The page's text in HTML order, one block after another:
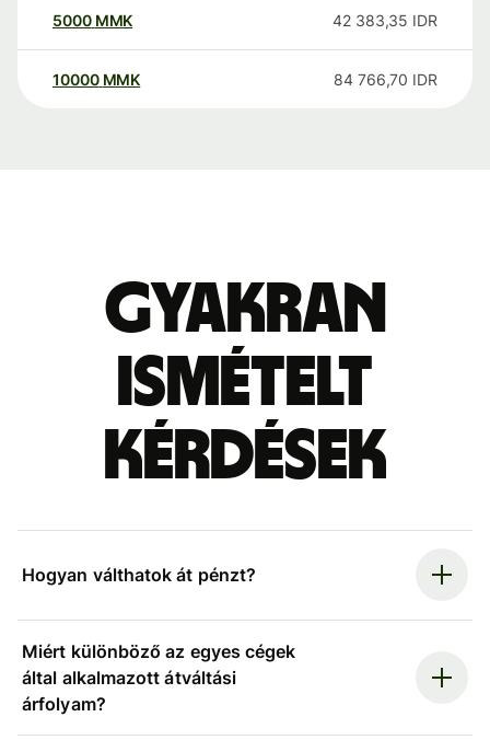
5000 MMK 42 383,35 IDR
10000 MMK 84 766,70 IDR
Gyakran
ismételt
kérdések
Hogyan válthatok át pénzt?
Miért különböző az egyes cégek
által alkalmazott átváltási
árfolyam?